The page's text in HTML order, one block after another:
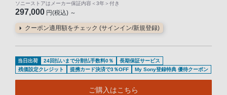
ソニーストアはメーカー保証内容 ＜3年＞ 付き
297,000 円(税込) ～
クーポン適用額をチェック (サインイン/新規登録)
当日出荷 24回払いまで分割払手数料0％
長期保証サービス
残価設定クレジット
提携カード決済で3％OFF My Sony登録特典 優待クーポン
ご購入はこちら